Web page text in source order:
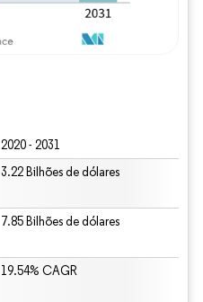
2020 - 2031
3.22 Bilhões de dólares
7.85 Bilhões de dólares
19.54% CAGR